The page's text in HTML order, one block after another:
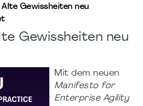
Alte Gewissheiten neu
Gewissheiten neu
Mit dem neuen
Manifesto for
Enterprise Agility